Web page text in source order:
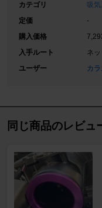
カテゴリ
吸
定価
-
購入価格
入手ルート
ネ
ユーザー
カ
同じ商品のレビュ